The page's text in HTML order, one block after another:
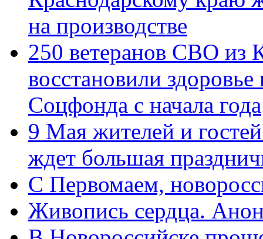
на производстве
250 ветеранов СВО из
восстановили
Соцфонда с начала года
9 Мая жителей и
ждет большая
C Первомаем,
Живопись сердца.